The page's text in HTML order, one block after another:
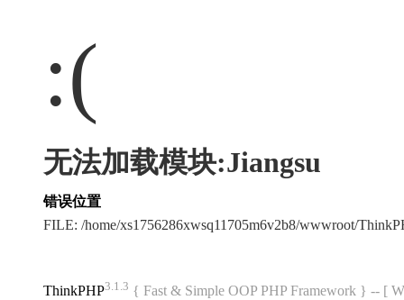
:(
无法加载模块:Jiangsu
错误位置
FILE: /home/xs1756286xwsq11705m6v2b8/wwwroot/
ThinkPHP3.1.3 { Fast & Simple OOP PHP Framework } -- [